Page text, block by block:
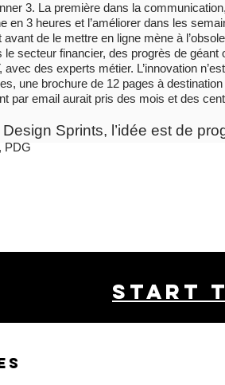
3. La première dans la
en 3 heures et l’améliorer dans les
avant de le mettre en ligne mène à
le secteur financier, des progrès de
avec des experts métier. L’innovation
une brochure de 12 pages à
par email aurait pris des mois et des
Sprints, l’idée est de
PDG
Start